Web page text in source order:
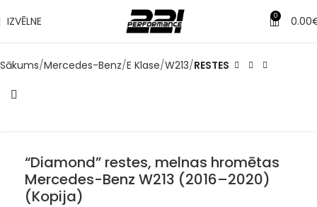
IZVĒLNE 0 0.00
Sākums Mercedes-Benz E Klase W213 RESTES
“Diamond” restes, melnas hromētas
Mercedes-Benz W213 (2016–2020)
(Kopija)